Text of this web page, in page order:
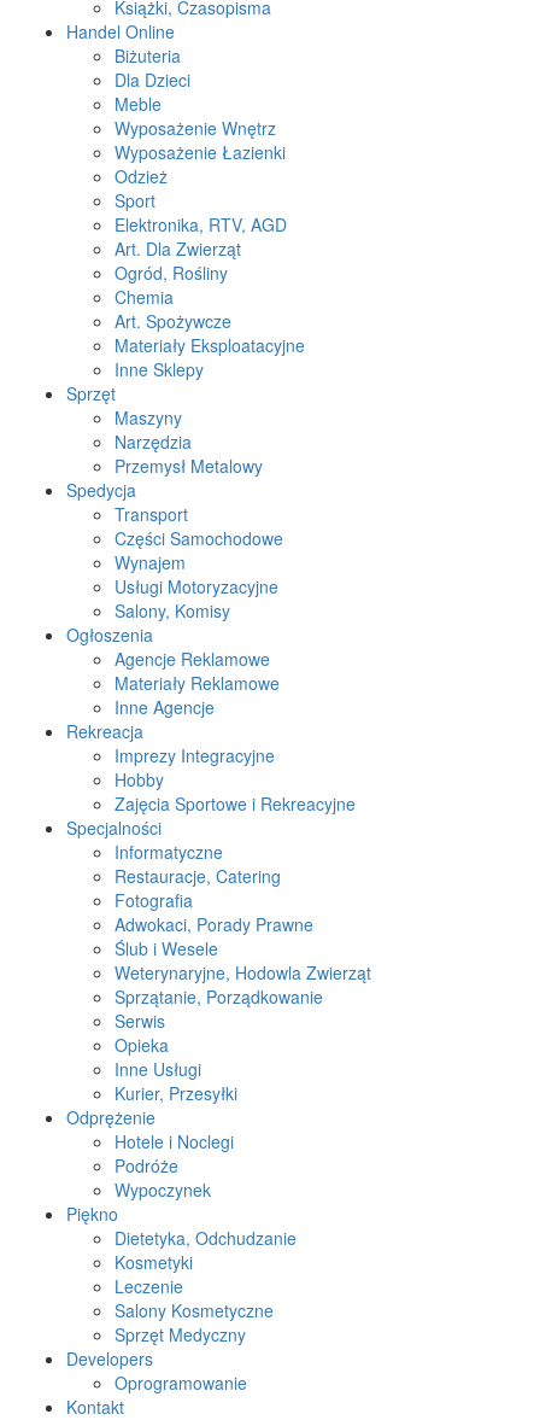
Książki, Czasopisma
Handel Online
Biżuteria
Dla Dzieci
Meble
Wyposażenie Wnętrz
Wyposażenie Łazienki
Odzież
Sport
Elektronika, RTV, AGD
Art. Dla Zwierząt
Ogród, Rośliny
Chemia
Art. Spożywcze
Materiały Eksploatacyjne
Inne Sklepy
Sprzęt
Maszyny
Narzędzia
Przemysł Metalowy
Spedycja
Transport
Części Samochodowe
Wynajem
Usługi Motoryzacyjne
Salony, Komisy
Ogłoszenia
Agencje Reklamowe
Materiały Reklamowe
Inne Agencje
Rekreacja
Imprezy Integracyjne
Hobby
Zajęcia Sportowe i Rekreacyjne
Specjalności
Informatyczne
Restauracje, Catering
Fotografia
Adwokaci, Porady Prawne
Ślub i Wesele
Weterynaryjne, Hodowla Zwierząt
Sprzątanie, Porządkowanie
Serwis
Opieka
Inne Usługi
Kurier, Przesyłki
Odprężenie
Hotele i Noclegi
Podróże
Wypoczynek
Piękno
Dietetyka, Odchudzanie
Kosmetyki
Leczenie
Salony Kosmetyczne
Sprzęt Medyczny
Developers
Oprogramowanie
Kontakt